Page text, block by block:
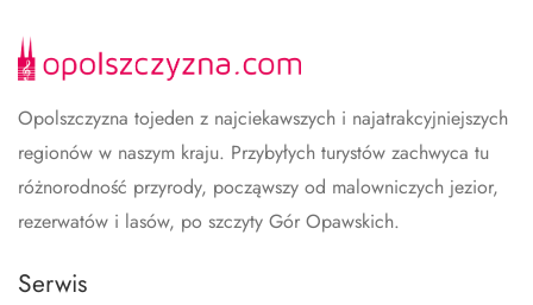
Opolszczyzna tojeden z najciekawszych i najatrakcyjniejszych
regionów w naszym kraju. Przybyłych turystów zachwyca tu
różnorodność przyrody, począwszy od malowniczych jezior,
rezerwatów i lasów, po szczyty Gór Opawskich.
Serwis